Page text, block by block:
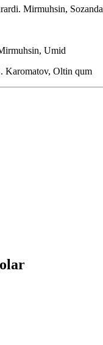
Mirmuhsin, Sozanda
Umid
Karomatov, Oltin qum